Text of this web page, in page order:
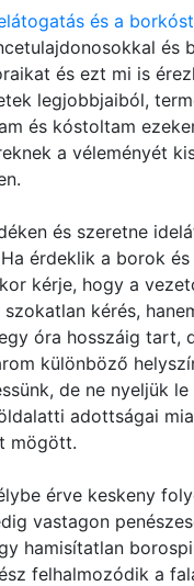
és a
és
és ezt mi is
legjobbjaiból,
és kóstoltam
a véleményét
és szeretne
érdeklik a borok
kérje, hogy a
kérés,
óra hosszáig tart,
különböző
de ne nyeljük
adottságai
mögött.
érve keskeny
vastagon
hamisítatlan
felhalmozódik a